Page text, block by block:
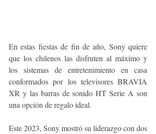
En estas fiestas de fin de año, Sony quiere
que los chilenos las disfruten al máximo y
los sistemas de entretenimiento en casa
conformados por los televisores BRAVIA
XR y las barras de sonido HT Serie A son
una opción de regalo ideal.
Este 2023, Sony mostró su liderazgo con dos